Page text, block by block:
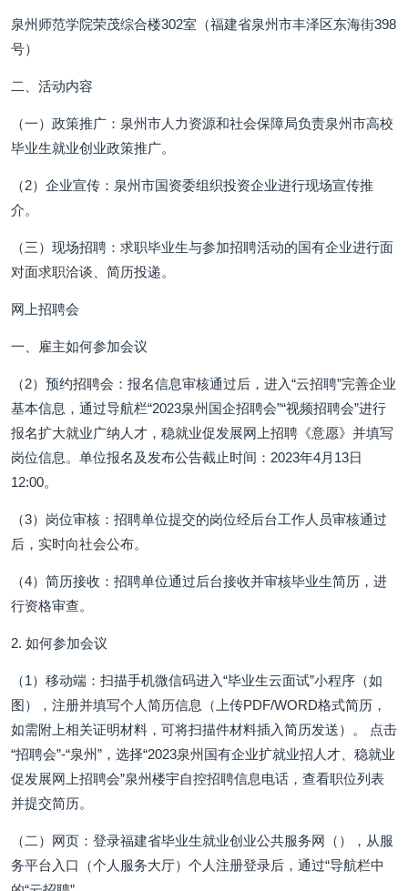
泉州师范学院荣茂综合楼302室（福建省泉州市丰泽区东海街398
号）
二、活动内容
（一）政策推广：泉州市人力资源和社会保障局负责泉州市高校
毕业生就业创业政策推广。
（2）企业宣传：泉州市国资委组织投资企业进行现场宣传推
介。
（三）现场招聘：求职毕业生与参加招聘活动的国有企业进行面
对面求职洽谈、简历投递。
网上招聘会
一、雇主如何参加会议
（2）预约招聘会：报名信息审核通过后，进入“云招聘”完善企业
基本信息，通过导航栏“2023泉州国企招聘会”“视频招聘会”进行
报名扩大就业广纳人才，稳就业促发展网上招聘《意愿》并填写
岗位信息。单位报名及发布公告截止时间：2023年4月13日
12:00。
（3）岗位审核：招聘单位提交的岗位经后台工作人员审核通过
后，实时向社会公布。
（4）简历接收：招聘单位通过后台接收并审核毕业生简历，进
行资格审查。
2. 如何参加会议
（1）移动端：扫描手机微信码进入“毕业生云面试”小程序（如
图），注册并填写个人简历信息（上传PDF/WORD格式简历，
如需附上相关证明材料，可将扫描件材料插入简历发送）。 点击
“招聘会”-“泉州”，选择“2023泉州国有企业扩就业招人才、稳就业
促发展网上招聘会”泉州楼宇自控招聘信息电话，查看职位列表
并提交简历。
（二）网页：登录福建省毕业生就业创业公共服务网（），从服
务平台入口（个人服务大厅）个人注册登录后，通过“导航栏中